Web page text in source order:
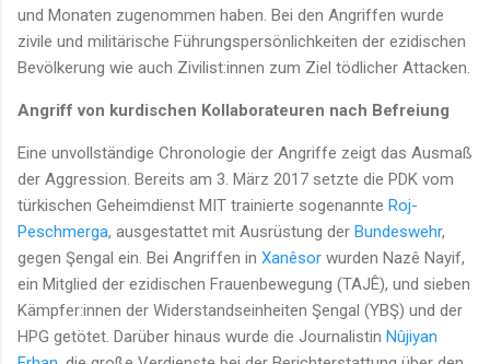
und Monaten zugenommen haben. Bei den Angriffen wurde
zivile und militärische Führungspersönlichkeiten der ezidischen
Bevölkerung wie auch Zivilist:innen zum Ziel tödlicher Attacken.
Angriff von kurdischen Kollaborateuren nach Befreiung
Eine unvollständige Chronologie der Angriffe zeigt das Ausmaß
der Aggression. Bereits am 3. März 2017 setzte die PDK vom
türkischen Geheimdienst MIT trainierte sogenannte Roj-
Peschmerga, ausgestattet mit Ausrüstung der Bundeswehr,
gegen Şengal ein. Bei Angriffen in Xanêsor wurden Nazê Nayif,
ein Mitglied der ezidischen Frauenbewegung (TAJÊ), und sieben
Kämpfer:innen der Widerstandseinheiten Şengal (YBŞ) und der
HPG getötet. Darüber hinaus wurde die Journalistin Nûjiyan